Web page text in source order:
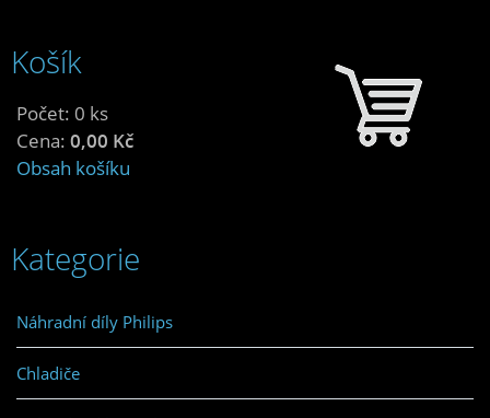
Košík
Počet: 0 ks
Cena: 0,00 Kč
Obsah košíku
Kategorie
Náhradní díly Philips
Chladiče